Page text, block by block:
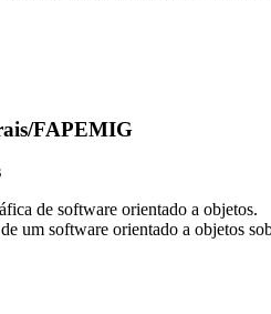
FAPEMIG
de software orientado a objetos.
um software orientado a objetos